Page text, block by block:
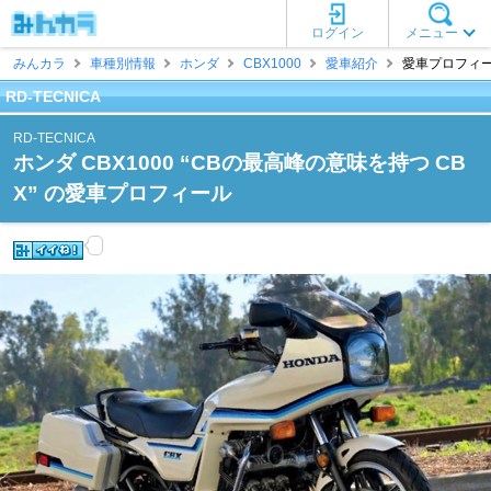
メニュー
ログイン
みんカラ
車種別情報 ホンダ CBX1000 愛車紹介 愛車プロフィ
RD-TECNICA
RD-TECNICA
ホンダ CBX1000 “CBの最高峰の意味を持つ CB
X” の愛車プロフィール